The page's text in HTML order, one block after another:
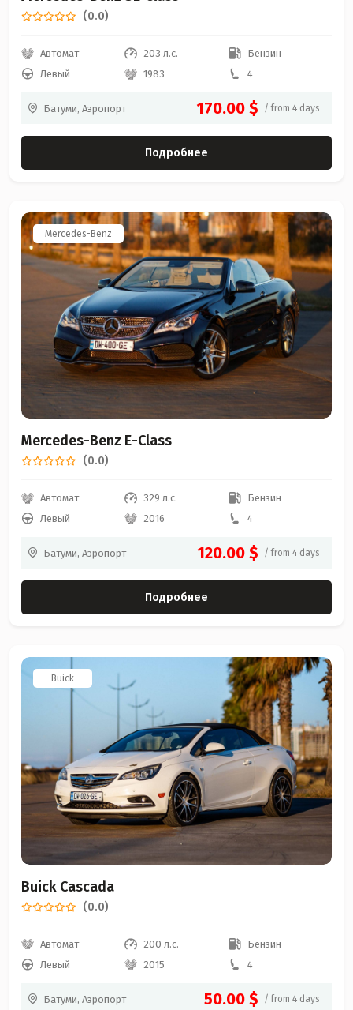
(0.0)
Автомат 203 л.с.
Бензин
Левый
1983 4
Батуми, Аэропорт 170.00 $ / from 4 days
Подробнее
Mercedes-Benz
Mercedes-Benz E-Class
(0.0)
Автомат 329 л.с.
Бензин
Левый
2016 4
Батуми, Аэропорт 120.00 $ / from 4 days
Подробнее
Buick
Buick Cascada
(0.0)
Автомат 200 л.с.
Бензин
Левый
2015 4
Батуми, Аэропорт 50.00 $ / from 4 days